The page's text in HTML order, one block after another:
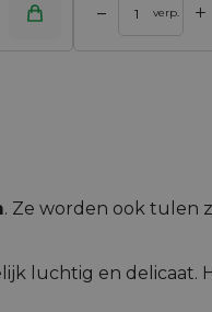
– verp. +
. Ze worden ook tulen
luchtig en delicaat.